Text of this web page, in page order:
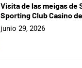
Visita de las meigas de
Sporting Club Casino
junio 29, 2026